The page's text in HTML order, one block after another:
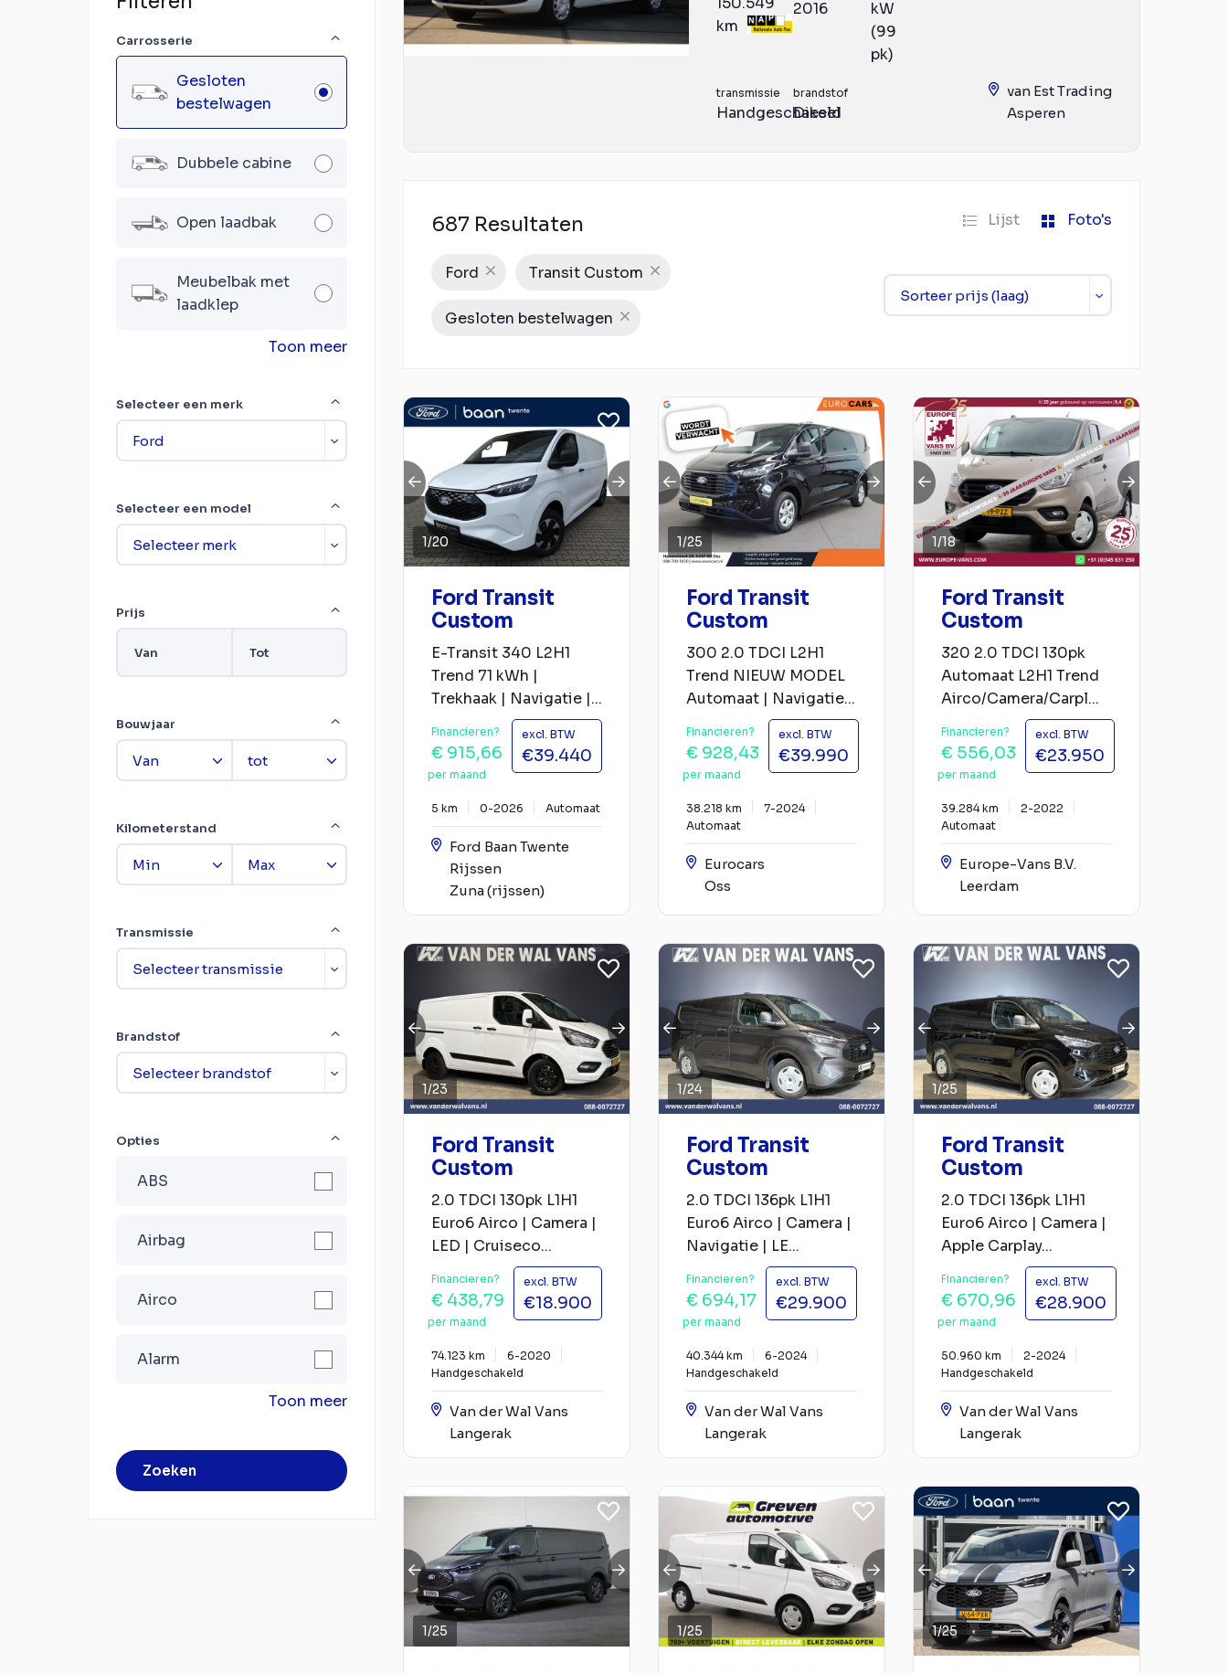
Carrosserie
Gesloten
bestelwagen
Dubbele cabine
Open laadbak
Meubelbak met
laadklep
Toon meer
Selecteer een merk
Selecteer een model
Prijs
Van Tot
Bouwjaar
Kilometerstand
Transmissie
Brandstof
Opties
ABS
Airbag
Airco
Alarm
Toon meer
Zoeken
km
2016
kW
(99
pk)
transmissie
Handgeschakeld
brandstof
Diesel
van Est Trading
Asperen
687 Resultaten Lijst Foto's
Ford Transit Custom
Gesloten bestelwagen
1/20
Ford Transit
Custom
E-Transit 340 L2H1
Trend 71 kWh |
Trekhaak | Navigatie |...
Financieren?
€ 915,66
per maand
excl. BTW
€39.440
5 km 0-2026 Automaat
Ford Baan Twente
Rijssen
Zuna (rijssen)
1/25
Ford Transit
Custom
300 2.0 TDCI L2H1
Trend NIEUW MODEL
Automaat | Navigatie...
Financieren?
€ 928,43
per maand
excl. BTW
€39.990
38.218 km
7-2024
Automaat
Eurocars
Oss
1/18
Ford Transit
Custom
320 2.0 TDCI 130pk
Automaat L2H1 Trend
Airco/Camera/Carpl...
Financieren?
€ 556,03
per maand
excl. BTW
€23.950
39.284 km
2-2022
Automaat
Europe-Vans B.V.
Leerdam
1/23
Ford Transit
Custom
2.0 TDCI 130pk L1H1
Euro6 Airco | Camera |
LED | Cruiseco...
Financieren?
€ 438,79
per maand
excl. BTW
€18.900
74.123 km
6-2020
Handgeschakeld
Van der Wal Vans
Langerak
1/24
Ford Transit
Custom
2.0 TDCI 136pk L1H1
Euro6 Airco | Camera |
Navigatie | LE...
Financieren?
€ 694,17
per maand
excl. BTW
€29.900
40.344 km
6-2024
Handgeschakeld
Van der Wal Vans
Langerak
1/25
Ford Transit
Custom
2.0 TDCI 136pk L1H1
Euro6 Airco | Camera |
Apple Carplay...
Financieren?
€ 670,96
per maand
excl. BTW
€28.900
50.960 km
2-2024
Handgeschakeld
Van der Wal Vans
Langerak
1/25 1/25 1/25